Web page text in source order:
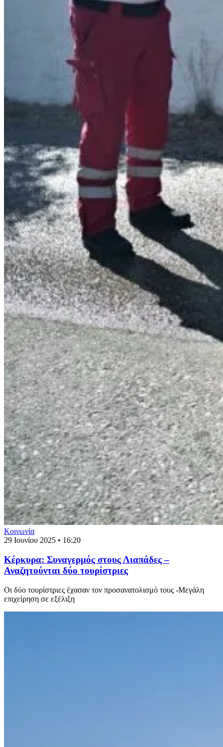
Κοινωνία
29 Ιουνίου 2025 • 16:20
Κέρκυρα: Συναγερμός στους Λιαπάδες –
Αναζητούνται δύο τουρίστριες
Οι δύο τουρίστριες έχασαν τον προσανατολισμό τους -Μεγάλη
επιχείρηση σε εξέλιξη